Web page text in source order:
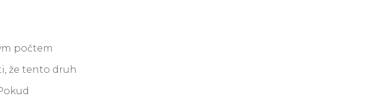
počtem
že tento druh